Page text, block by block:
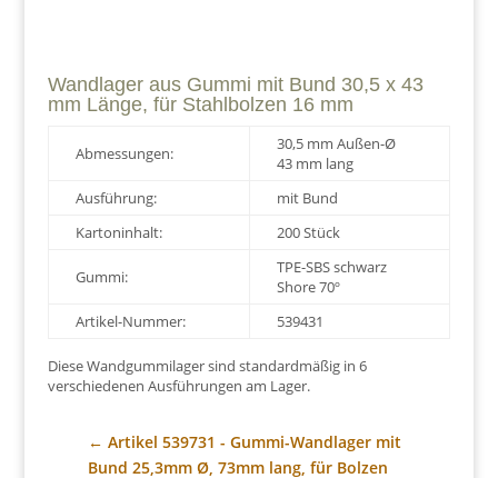
Wandlager aus Gummi mit Bund 30,5 x 43
mm Länge, für Stahlbolzen 16 mm
Abmessungen:
30,5 mm Außen-Ø
43 mm lang
Ausführung:
mit Bund
Kartoninhalt:
200 Stück
Gummi:
TPE-SBS schwarz
Shore 70º
Artikel-Nummer:
539431
Diese Wandgummilager sind standardmäßig in 6
verschiedenen Ausführungen am Lager.
← Artikel 539731 - Gummi-Wandlager mit
Bund 25,3mm Ø, 73mm lang, für Bolzen